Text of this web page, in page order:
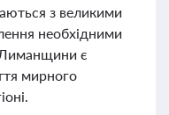
з великими
необхідними
є
мирного